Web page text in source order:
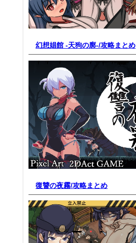
幻想娼館 -天狗の廓-/攻略まとめ
復讐の夜霧/攻略まとめ